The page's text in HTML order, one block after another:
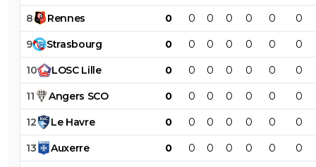
8 Rennes 0 0 0 0 0 0 0
9 Strasbourg 0 0 0 0 0 0 0
10 LOSC Lille 0 0 0 0 0 0 0
11 Angers SCO 0 0 0 0 0 0 0
12 Le Havre 0 0 0 0 0 0 0
13 Auxerre 0 0 0 0 0 0 0